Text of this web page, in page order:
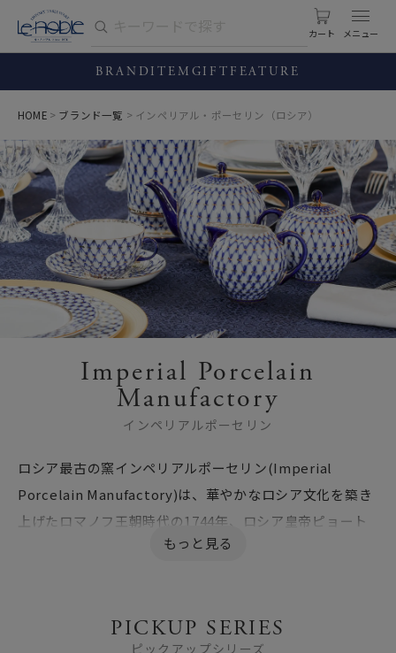
カート
BRANDITEM GIFT FEATURE
HOME ブランド一覧 インペリアル・ポーセリン（ロシア）
Imperial Porcelain
Manufactory
インペリアルポーセリン
ロシア最古の窯インペリアルポーセリン(Imperial
Porcelain Manufactory)は、華やかなロシア文化を築き
上げたロマノフ王朝時代の1744年、ロシア皇帝ピョート
ル大帝の娘エリザヴェータの命により、皇帝専属磁器工場
ノーソフ磁器工場と改名されました。この時代の製品は
PICKUP SERIES
ピックアップシリーズ